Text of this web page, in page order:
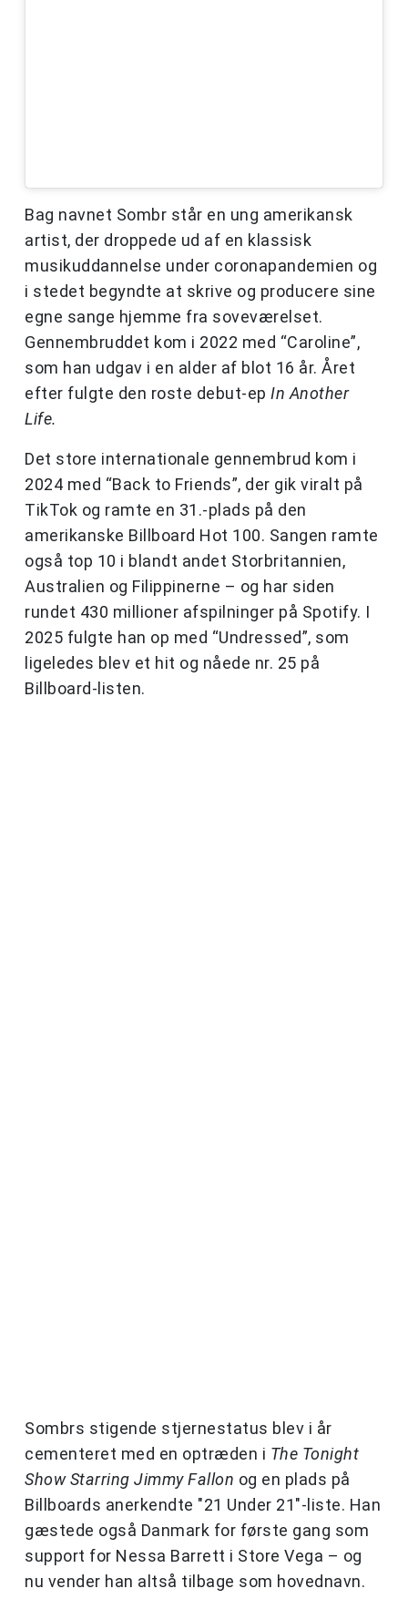
Bag navnet Sombr står en ung amerikansk
artist, der droppede ud af en klassisk
musikuddannelse under coronapandemien og
i stedet begyndte at skrive og producere sine
egne sange hjemme fra soveværelset.
Gennembruddet kom i 2022 med “Caroline”,
som han udgav i en alder af blot 16 år. Året
efter fulgte den roste debut-ep In Another
Life.
Det store internationale gennembrud kom i
2024 med “Back to Friends”, der gik viralt på
TikTok og ramte en 31.-plads på den
amerikanske Billboard Hot 100. Sangen ramte
også top 10 i blandt andet Storbritannien,
Australien og Filippinerne – og har siden
rundet 430 millioner afspilninger på Spotify. I
2025 fulgte han op med “Undressed”, som
ligeledes blev et hit og nåede nr. 25 på
Billboard-listen.
Sombrs stigende stjernestatus blev i år
cementeret med en optræden i The Tonight
Show Starring Jimmy Fallon og en plads på
Billboards anerkendte "21 Under 21"-liste. Han
gæstede også Danmark for første gang som
support for Nessa Barrett i Store Vega – og
nu vender han altså tilbage som hovednavn.